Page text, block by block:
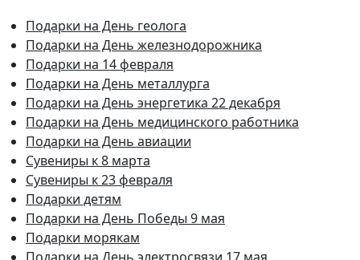
Подарки на День геолога
Подарки на День железнодорожника
Подарки на 14 февраля
Подарки на День металлурга
Подарки на День энергетика 22 декабря
Подарки на День медицинского работника
Подарки на День авиации
Сувениры к 8 марта
Сувениры к 23 февраля
Подарки детям
Подарки на День Победы 9 мая
Подарки морякам
Подарки на День электросвязи 17 мая